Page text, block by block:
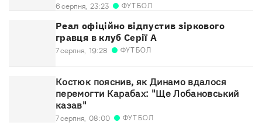
6 серпня, 23:23 ФУТБОЛ
Реал офіційно відпустив зіркового
гравця в клуб Серії А
7 серпня, 19:28 ФУТБОЛ
Костюк пояснив, як Динамо вдалося
перемогти Карабах: "Ще Лобановський
казав"
7 серпня, 08:00 ФУТБОЛ